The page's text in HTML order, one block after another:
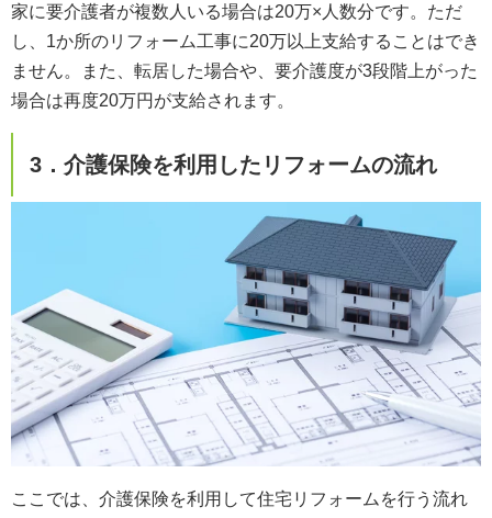
家に要介護者が複数人いる場合は20万×人数分です。ただ
し、1か所のリフォーム工事に20万以上支給することはでき
ません。また、転居した場合や、要介護度が3段階上がった
場合は再度20万円が支給されます。
3．介護保険を利用したリフォームの流れ
ここでは、介護保険を利用して住宅リフォームを行う流れ